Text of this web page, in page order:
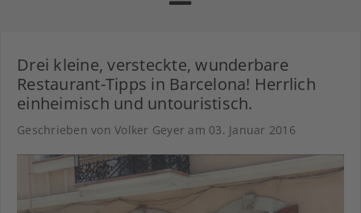
Drei kleine, versteckte, wunderbare
Restaurant-Tipps in Barcelona! Herrlich
einheimisch und untouristisch.
Geschrieben von Volker Geyer am 03. Januar 2016